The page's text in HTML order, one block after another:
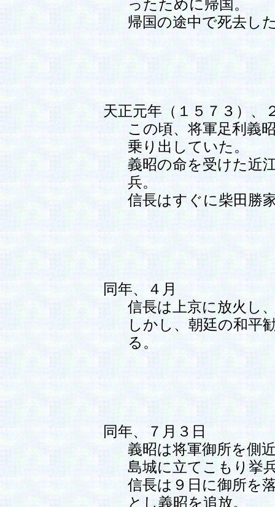
ったために帰国。
帰国の途中で死去し
天正元年（１５７３）、
この頃、将軍足利義
乗り出していた。
義昭の命を受けた近
兵。
信長はすぐに柴田勝
同年、４月
信長は上京に放火し
しかし、朝廷の和平
る。
同年、７月３日
義昭は将軍御所を側
島城に立てこもり挙
信長は９日に御所を
とし義昭を追放。